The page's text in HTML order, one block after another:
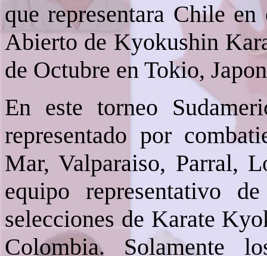
que representara Chile
Abierto de Kyokushin
de Octubre en Tokio,
En este torneo
representado por
Mar, Valparaiso, Parral,
equipo representativo
selecciones de Karate
Colombia. Solamente